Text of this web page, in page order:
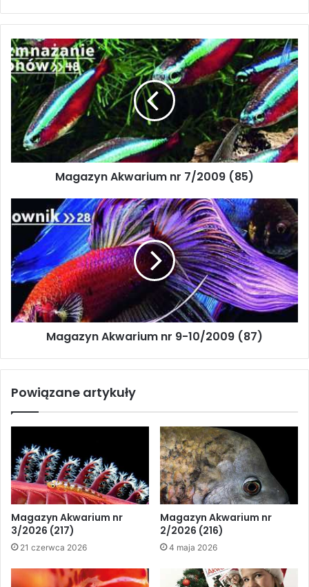
gratka dla miłośników ryb
żyworodnych (patrz s. 57). Firma
Aquael ogłasza wyjątkowy konkurs
wiedzy akwarystycznej (patrz s.
57 i okładka) oraz zapowiada
organizację wystawy
akwarystycznej we wrześniu
na cześć 25. rocznicy swojego
istnienia. We wrześniu odbędzie
się też kolejny konkurs ryb
żyworodnych połączony z kolejną
edycją
Zachodniopomorskiej Wystawy
Akwarystycznej w Szczecinie.
Odpoczywajmy więc, bo już
niedługo przyjdzie nam
wszerz.
Zachęcam do lektury nowej
dyskusji internetowej z forum
www.nano-reef.pl. Tym razem
temat z dziedziny akwarystyki
morskiej. Wielu z Was bardzo
dobrze wyraża się o tej nowej
formie publikacji.
Magazyn
Akwarium
nr
7/2009
(85)
Magazyn Akwarium nr 7/2009 (85)
Akwarium
10/2009
(87)
Magazyn Akwarium nr 9-10/2009 (87)
Powiązane artykuły
Magazyn Akwarium nr
3/2026 (217)
21 czerwca 2026
Magazyn Akwarium nr
2/2026 (216)
4 maja 2026